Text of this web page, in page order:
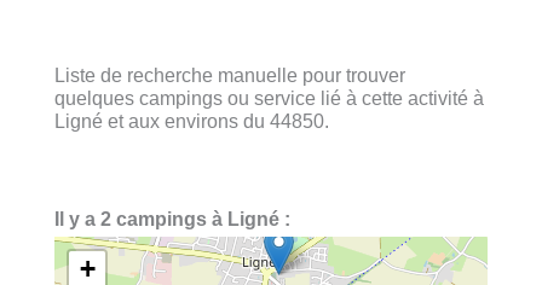
Liste de recherche manuelle pour trouver
quelques campings ou service lié à cette activité à
Ligné et aux environs du 44850.
Il y a 2 campings à Ligné :
+